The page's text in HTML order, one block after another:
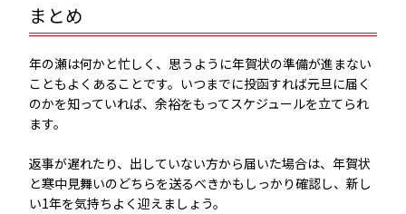
まとめ
年の瀬は何かと忙しく、思うように年賀状の準備が進まない
こともよくあることです。いつまでに投函すれば元旦に届く
のかを知っていれば、余裕をもってスケジュールを立てられ
ます。
返事が遅れたり、出していない方から届いた場合は、年賀状
と寒中見舞いのどちらを送るべきかもしっかり確認し、新し
い1年を気持ちよく迎えましょう。